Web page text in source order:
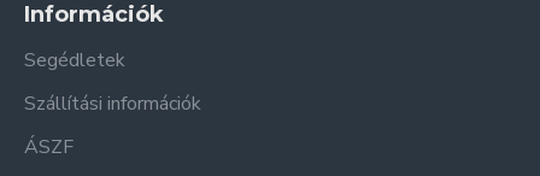
Információk
Segédletek
Szállítási információk
ÁSZF